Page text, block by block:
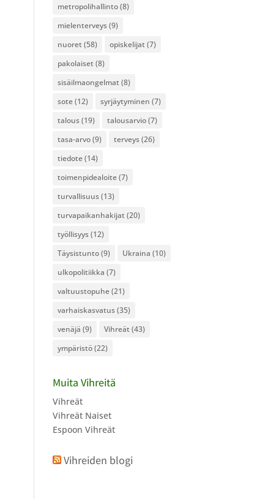
metropolihallinto(8)
mielenterveys(9)
nuoret (58) opiskelijat (7)
pakolaiset (8)
sisäilmaongelmat (8)
sote(12) syrjäytyminen (7)
talous(19) talousarvio(7)
tasa-arvo(9) terveys(26)
tiedote(14)
toimenpidealoite(7)
turvallisuus(13)
turvapaikanhakijat (20)
työllisyys(12)
Täysistunto(9) Ukraina (10)
ulkopolitiikka (7)
valtuustopuhe(21)
varhaiskasvatus(35)
venäjä (9) Vihreät (43)
ympäristö(22)
Muita Vihreitä
Vihreät
Vihreät Naiset
Espoon Vihreät
Vihreiden blogi